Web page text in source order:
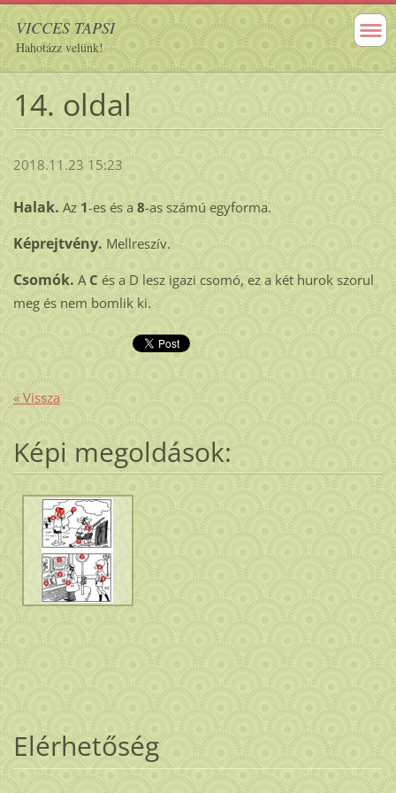
VICCES TAPSI
Hahotázz velünk!
14. oldal
2018.11.23 15:23
Halak. Az 1-es és a 8-as számú egyforma.
Képrejtvény. Mellreszív.
Csomók. A Cés a D lesz igazi csomó, ez a két hurok szorul
meg és nem bomlik ki.
« Vissza
Képi megoldások:
Elérhetőség